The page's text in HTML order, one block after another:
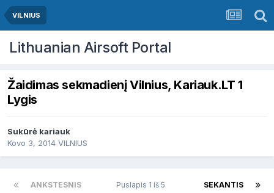
VILNIUS
Lithuanian Airsoft Portal
Žaidimas sekmadienį Vilnius, Kariauk.LT 1
Lygis
Sukūrė kariauk
Kovo 3, 2014 VILNIUS
ANKSTESNIS SEKANTIS
Puslapis 1 iš 5